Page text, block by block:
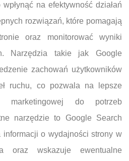
na efektywność działań
rozwiązań, które pomagają
oraz monitorować wyniki
Narzędzia takie jak Google
zachowań użytkowników
ruchu, co pozwala na lepsze
marketingowej do potrzeb
narzędzie to Google Search
informacji o wydajności strony w
oraz wskazuje ewentualne